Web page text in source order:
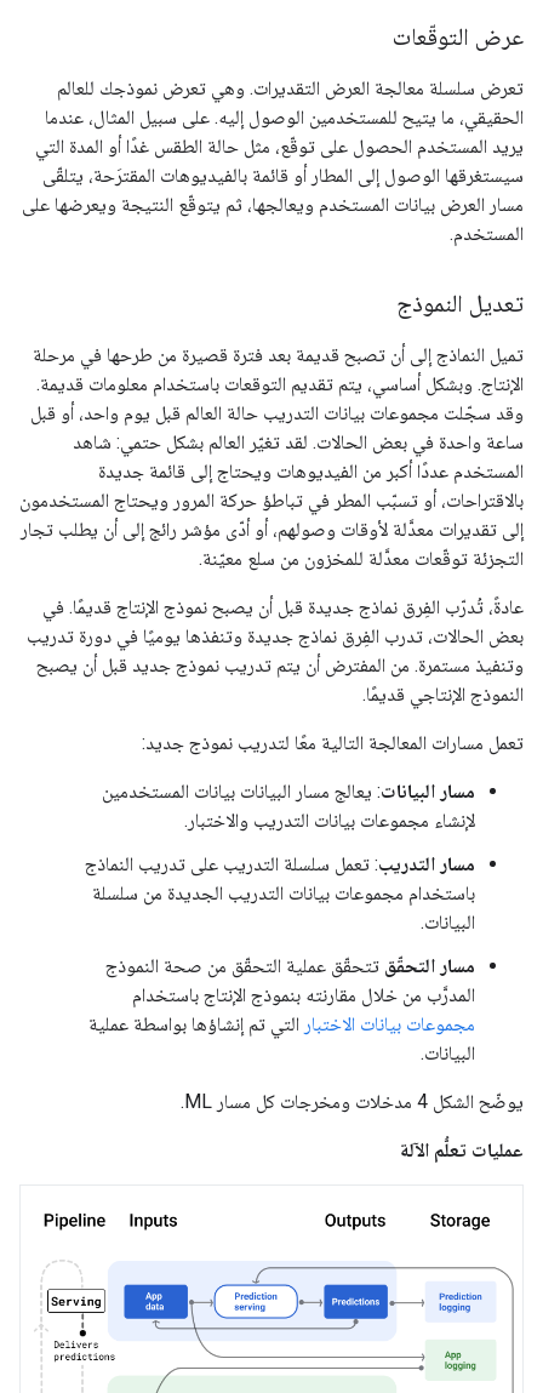
عرض التوقّعات
تعرض سلسلة معالجة العرض التقديرات. وهي تعرض نموذجك للعالم
الحقيقي، ما يتيح للمستخدمين الوصول إليه. على سبيل المثال، عندما
يريد المستخدم الحصول على توقّع، مثل حالة الطقس غدًا أو المدة التي
سيستغرقها الوصول إلى المطار أو قائمة بالفيديوهات المقترَحة، يتلقّى
مسار العرض بيانات المستخدم ويعالجها، ثم يتوقّع النتيجة ويعرضها على
المستخدم.
تعديل النموذج
تميل النماذج إلى أن تصبح قديمة بعد فترة قصيرة من طرحها في مرحلة
الإنتاج. وبشكل أساسي، يتم تقديم التوقعات باستخدام معلومات قديمة.
وقد سجّلت مجموعات بيانات التدريب حالة العالم قبل يوم واحد، أو قبل
ساعة واحدة في بعض الحالات. لقد تغيّر العالم بشكل حتمي: شاهد
المستخدم عددًا أكبر من الفيديوهات ويحتاج إلى قائمة جديدة
بالاقتراحات، أو تسبّب المطر في تباطؤ حركة المرور ويحتاج المستخدمون
إلى تقديرات معدَّلة لأوقات وصولهم، أو أدّى مؤشر رائج إلى أن يطلب تجار
التجزئة توقّعات معدَّلة للمخزون من سلع معيّنة.
عادةً، تُدرّب الفِرق نماذج جديدة قبل أن يصبح نموذج الإنتاج قديمًا. في
بعض الحالات، تدرب الفِرق نماذج جديدة وتنفذها يوميًا في دورة تدريب
وتنفيذ مستمرة. من المفترض أن يتم تدريب نموذج جديد قبل أن يصبح
النموذج الإنتاجي قديمًا.
تعمل مسارات المعالجة التالية معًا لتدريب نموذج جديد:
مسار البيانات: يعالج مسار البيانات بيانات المستخدمين
لإنشاء مجموعات بيانات التدريب والاختبار.
مسار التدريب: تعمل سلسلة التدريب على تدريب النماذج
باستخدام مجموعات بيانات التدريب الجديدة من سلسلة
البيانات.
مسار التحقّق تتحقّق عملية التحقّق من صحة النموذج
المدرَّب من خلال مقارنته بنموذج الإنتاج باستخدام
مجموعات بيانات الاختبار التي تم إنشاؤها بواسطة عملية
البيانات.
يوضّح الشكل 4 مدخلات ومخرجات كل مسار ML.
عمليات تعلُّم الآلة